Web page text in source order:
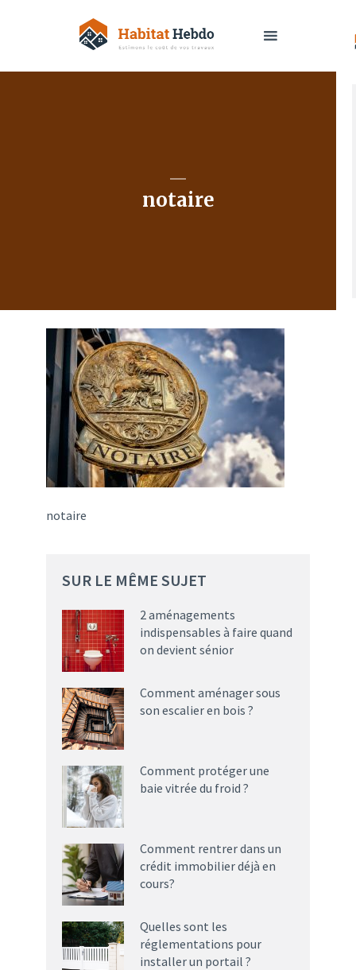
notaire
notaire
SUR LE MÊME SUJET
2 aménagements
indispensables à faire quand
on devient sénior
Comment aménager sous
son escalier en bois ?
Comment protéger une
baie vitrée du froid ?
Comment rentrer dans un
crédit immobilier déjà en
cours?
Quelles sont les
réglementations pour
installer un portail ?